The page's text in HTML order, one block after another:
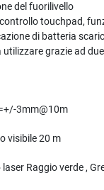
del fuorilivello
touchpad,
di batteria
utilizzare grazie ad
3mm@10m
visibile 20 m
Raggio verde ,